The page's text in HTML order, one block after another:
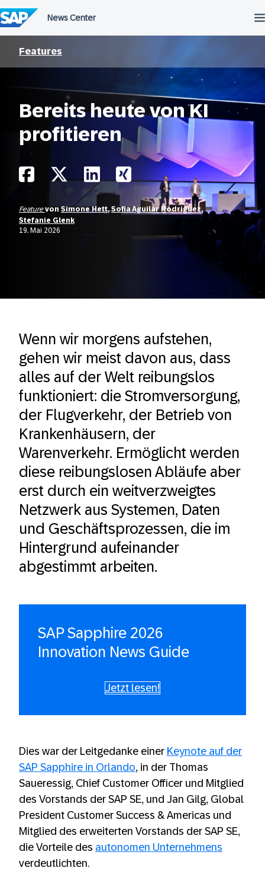
Features
Bereits heute von KI
profitieren
FeaturevonSimone Hett,Sofia Aguilar Rodriguez,
Stefanie Glenk
19. Mai 2026
Wenn wir morgens aufstehen,
gehen wir meist davon aus, dass
alles auf der Welt reibungslos
funktioniert: die Stromversorgung,
der Flugverkehr, der Betrieb von
Krankenhäusern, der
Warenverkehr. Ermöglicht werden
diese reibungslosen Abläufe aber
erst durch ein weitverzweigtes
Netzwerk aus Systemen, Daten
und Geschäftsprozessen, die im
Hintergrund aufeinander
abgestimmt arbeiten.
SAP Sapphire 2026
Innovation News Guide
Jetzt lesen!
Dies war der Leitgedanke einer Keynote auf der
SAP Sapphire in Orlando, in der Thomas
Saueressig, Chief Customer Officer und Mitglied
des Vorstands der SAP SE, und Jan Gilg, Global
President Customer Success & Americas und
Mitglied des erweiterten Vorstands der SAP SE,
die Vorteile des autonomen Unternehmens
verdeutlichten.